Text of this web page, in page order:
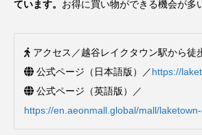
ています。 お得に買い物ができる機会が多
アクセス／越谷レイクタウン駅から徒
公式ページ（日本語版）／https://
公式ページ（英語版）／
https://en.aeonmall.global/mall/